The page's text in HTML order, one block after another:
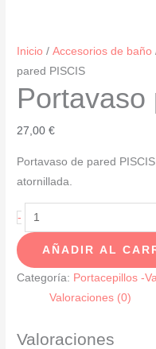
Inicio /Accesorios de baño
pared PISCIS
Portavaso
27,00€
Portavaso de pared
atornillada.
-
Portavaso
pared
PISCIS
cantidad
AÑADIR AL
Categoría: Portacepillos -
Valoraciones (0)
Valoraciones